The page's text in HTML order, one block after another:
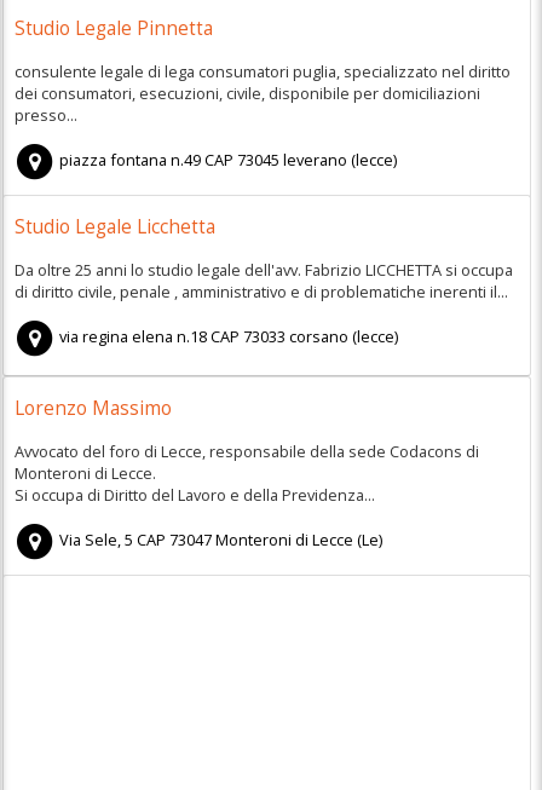
Studio Legale Pinnetta
consulente legale di lega consumatori puglia, specializzato nel diritto
dei consumatori, esecuzioni, civile, disponibile per domiciliazioni
presso...
piazza fontana n.49CAP 73045 leverano (lecce)
Studio Legale Licchetta
Da oltre 25 anni lo studio legale dell'avv. Fabrizio LICCHETTA si occupa
di diritto civile, penale , amministrativo e di problematiche inerenti il...
via regina elena n.18CAP 73033 corsano (lecce)
Lorenzo Massimo
Avvocato del foro di Lecce, responsabile della sede Codacons di
Monteroni di Lecce.
Si occupa di Diritto del Lavoro e della Previdenza...
Via Sele, 5 CAP 73047Monteroni di Lecce (Le)